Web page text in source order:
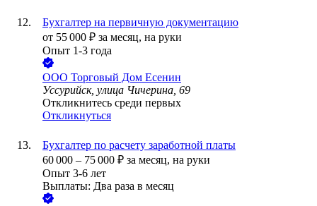
Бухгалтер на первичную документацию
от 55 000 ₽ за месяц, на руки
Опыт 1-3 года
ООО Торговый Дом Есенин
Уссурийск, улица Чичерина, 69
Откликнитесь среди первых
Откликнуться
Бухгалтер по расчету заработной платы
60 000 – 75 000 ₽ за месяц, на руки
Опыт 3-6 лет
Выплаты: Два раза в месяц